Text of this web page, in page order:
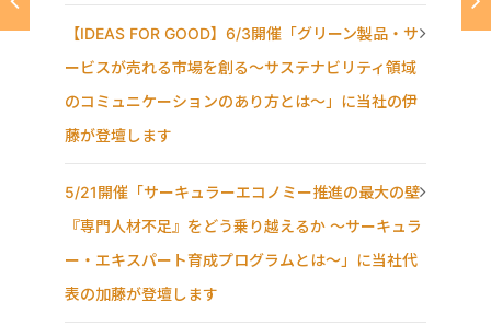
【IDEAS FOR GOOD】6/3開催「グリーン製品・サ
ービスが売れる市場を創る〜サステナビリティ領域
のコミュニケーションのあり方とは〜」に当社の伊
藤が登壇します
5/21開催「サーキュラーエコノミー推進の最大の壁
『専門人材不足』をどう乗り越えるか ～サーキュラ
ー・エキスパート育成プログラムとは～」に当社代
表の加藤が登壇します